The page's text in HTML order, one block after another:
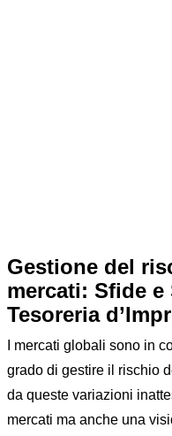
Gestione del
mercati: Sfide
Tesoreria
I mercati globali sono in
grado di gestire il rischio
da queste variazioni
mercati ma anche una